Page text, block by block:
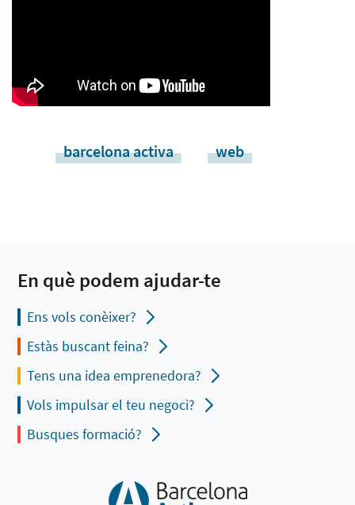
barcelona activa web
En què podem ajudar-te
Ens vols conèixer?
Estàs buscant feina?
Tens una idea emprenedora?
Vols impulsar el teu negoci?
Busques formació?